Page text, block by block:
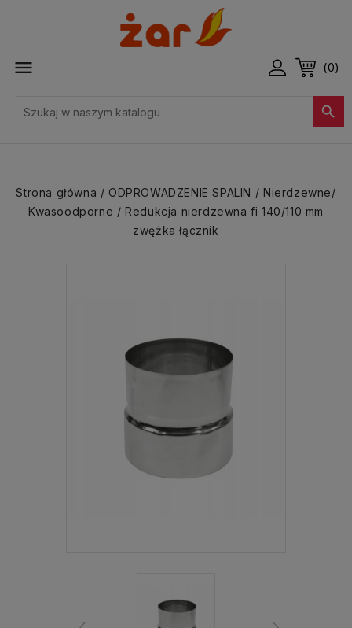
 (0)

Strona główna ODPROWADZENIE SPALIN
Nierdzewne/
Kwasoodporne
Redukcja nierdzewna fi 140/110 mm
zwężka łącznik